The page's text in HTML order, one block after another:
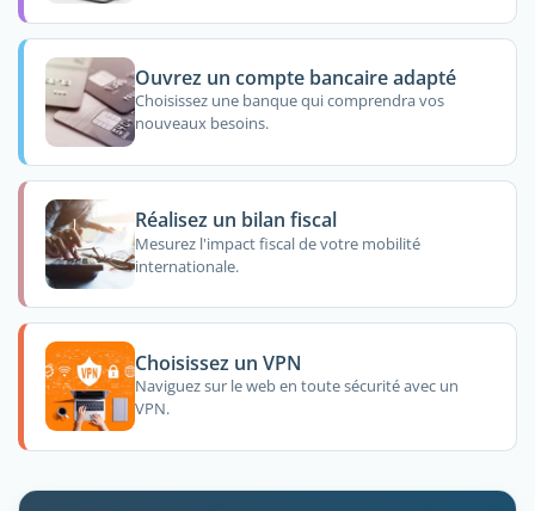
Ouvrez un compte bancaire adapté
Choisissez une banque qui comprendra vos
nouveaux besoins.
Réalisez un bilan fiscal
Mesurez l'impact fiscal de votre mobilité
internationale.
Choisissez un VPN
Naviguez sur le web en toute sécurité avec un
VPN.